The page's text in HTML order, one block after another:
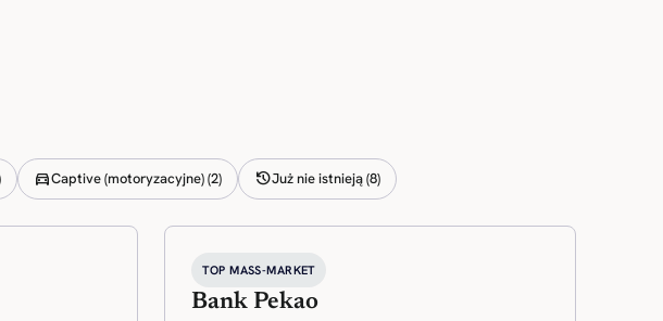
directions_carCaptive (motoryzacyjne) (2) historyJuż nie istnieją (8)
TOP MASS-MARKET
Bank Pekao